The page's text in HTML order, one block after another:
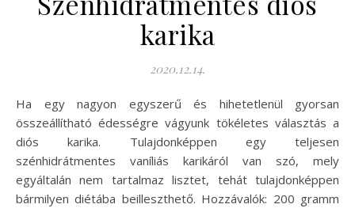
karika
2020.12.14.
Ha egy nagyon egyszerű és hihetetlenül gyorsan
összeállítható édességre vágyunk tökéletes választás a
diós karika. Tulajdonképpen egy teljesen
szénhidrátmentes vaníliás karikáról van szó, mely
egyáltalán nem tartalmaz lisztet, tehát tulajdonképpen
bármilyen diétába beilleszthető. Hozzávalók: 200 gramm